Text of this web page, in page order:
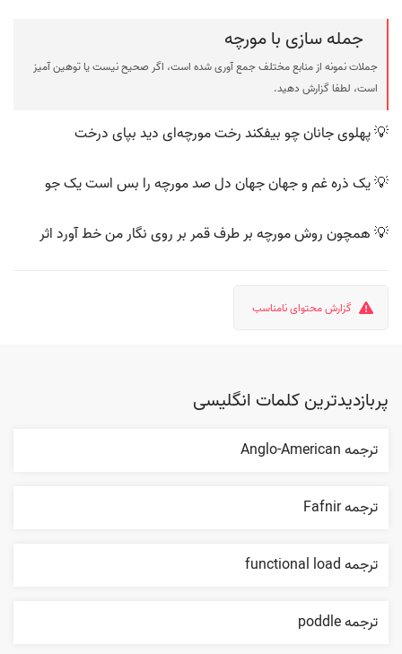
جمله سازی با مورچه
جملات نمونه از منابع مختلف جمع آوری شده است، اگر صحیح نیست یا توهین آمیز
است، لطفا گزارش دهید.
💡 پهلوی جانان چو بیفکند رخت مورچه‌ای دید بپای درخت
💡 یک ذره غم و جهان جهان دل صد مورچه را بس است یک جو
💡 همچون روش مورچه بر طرف قمر بر روی نگار من خط آورد اثر
گزارش محتوای نامناسب
پربازدیدترین کلمات انگلیسی
ترجمه Anglo-American
ترجمه Fafnir
ترجمه functional load
ترجمه poddle